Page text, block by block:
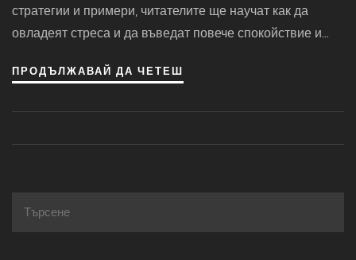
стратегии и примери, читателите ще научат как да
овладеят стреса и да въведат повече спокойствие и
към по-здравословно и щастливо битие чрез осъзнати
ПРОДЪЛЖАВАЙ ДА ЧЕТЕШ